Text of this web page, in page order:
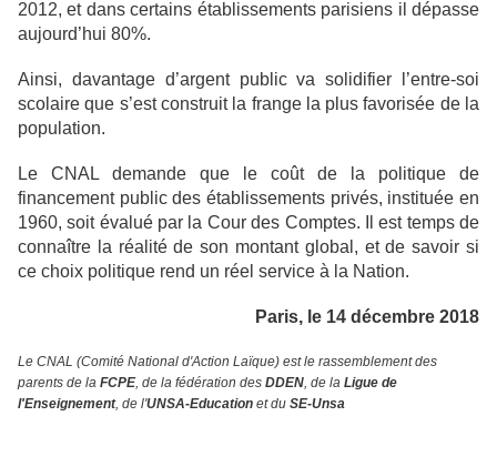
2012, et dans certains établissements parisiens il dépasse
aujourd’hui 80%.
Ainsi, davantage d’argent public va solidifier l’entre-soi
scolaire que s’est construit la frange la plus favorisée de la
population.
Le CNAL demande que le coût de la politique de
financement public des établissements privés, instituée en
1960, soit évalué par la Cour des Comptes. Il est temps de
connaître la réalité de son montant global, et de savoir si
ce choix politique rend un réel service à la Nation.
Paris, le 14 décembre 2018
Le CNAL (Comité National d'Action Laïque) est le rassemblement des
parents de la FCPE, de la fédération des DDEN, de la Ligue de
l'Enseignement, de l'UNSA-Education et du SE-Unsa